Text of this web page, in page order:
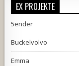
EX PROJEKTE
5ender
Buckelvolvo
Emma